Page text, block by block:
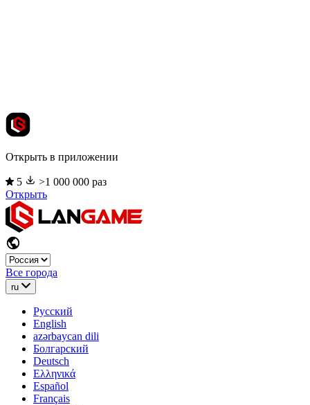
Открыть в приложении
5
>1 000 000 раз
Открыть
Все города
ru
Русский
English
azərbaycan dili
Болгарский
Deutsch
Ελληνικά
Español
Français